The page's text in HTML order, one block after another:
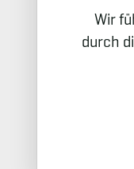
Wir
durch